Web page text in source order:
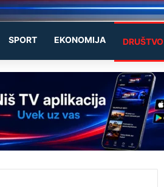
SPORT EKONOMIJA DRUŠTVO